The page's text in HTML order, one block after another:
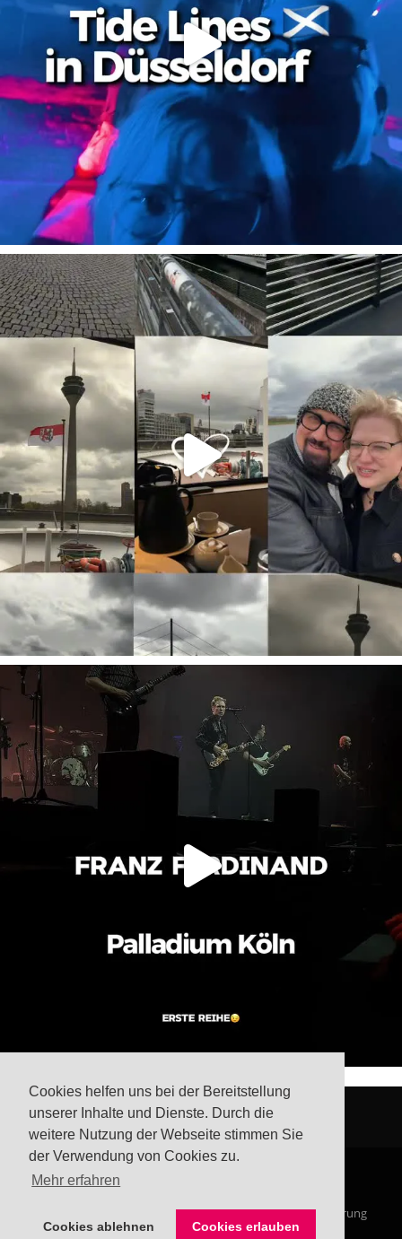
Cookies helfen uns bei der Bereitstellung
unserer Inhalte und Dienste. Durch die
weitere Nutzung der Webseite stimmen Sie
der Verwendung von Cookies zu.
Mehr erfahren
Cookies ablehnen Cookies erlauben
Impressum Datenschutzerklärung